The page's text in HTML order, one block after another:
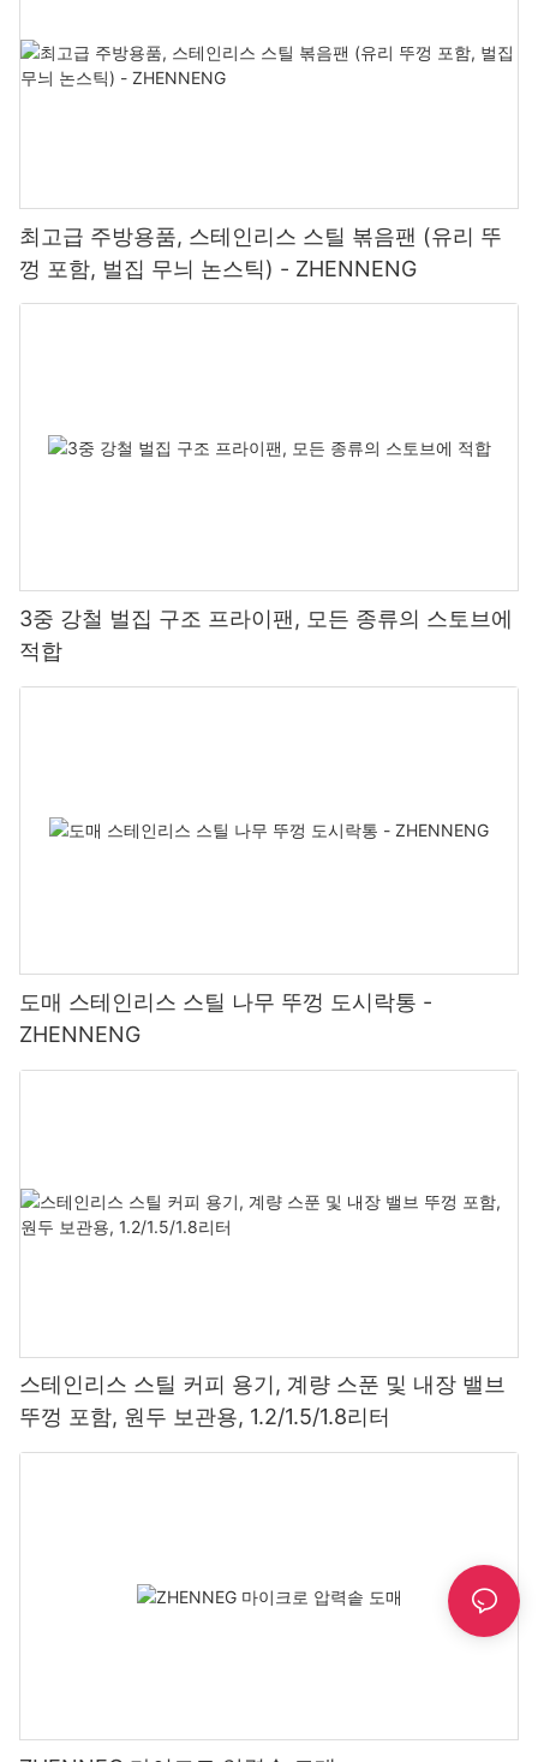
최고급 주방용품, 스테인리스 스틸 볶음팬 (유리 뚜
껑 포함, 벌집 무늬 논스틱) - ZHENNENG
3중 강철 벌집 구조 프라이팬, 모든 종류의 스토브에
적합
도매 스테인리스 스틸 나무 뚜껑 도시락통 -
ZHENNENG
스테인리스 스틸 커피 용기, 계량 스푼 및 내장 밸브
뚜껑 포함, 원두 보관용, 1.2/1.5/1.8리터